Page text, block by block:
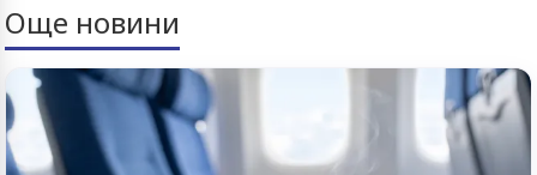
Още новини